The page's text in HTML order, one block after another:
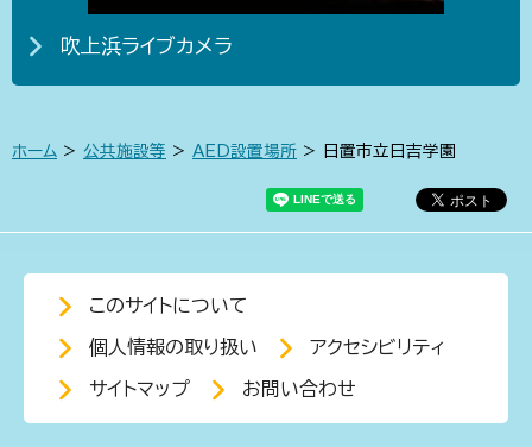
吹上浜ライブカメラ
ホーム > 公共施設等 > AED設置場所 > 日置市立日吉学園
このサイトについて
個人情報の取り扱い アクセシビリティ
サイトマップ お問い合わせ